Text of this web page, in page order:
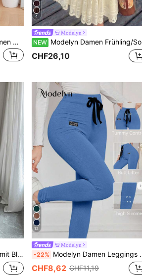
Modelyn Burgunderrotes Damen Maxi-Kleid mit V-Ausschnitt, Kurzarm, Knopfleiste, eleganter gestrickter Pulloverkleid
4
Modelyn
NEW Modelyn Damen Frühling/Sommer Gelbes gewebtes ärmelloses V-Ausschnitt Tailliertes Knopf-Up Fake-Tasche A-Linie Elegantes Pendler Top Und A-Linie Spitze Elegantes Romantisches Rock 2-Teiler Set
CHF26,10
Anlässe geeignet
12
Modelyn
-22% Modelyn Damen Leggings mit Buchstaben-Logo, Tunnelzug und engen, dehnbaren Passform
CHF8,62 CHF11,19